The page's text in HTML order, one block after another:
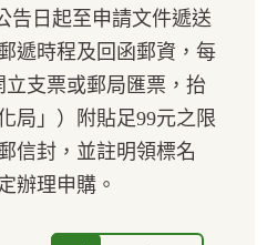
告日起至申請文件遞送
遞時程及回函郵資，每
立支票或郵局匯票，抬
局」）附貼足99元之限
信封，並註明領標名
辦理申購。